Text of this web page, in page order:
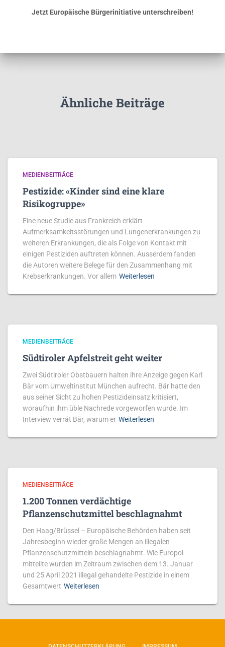
Jetzt Europäische Bürgerinitiative unterschreiben!
Ähnliche Beiträge
MEDIENBEITRÄGE
Pestizide: «Kinder sind eine klare
Risikogruppe»
Eine neue Studie aus Frankreich erklärt
Aufmerksamkeitsstörungen und Lungenerkrankungen zu
weiteren Erkrankungen, die als Folge von Kontakt mit
einigen Pestiziden auftreten können. Ausserdem fanden
die Autoren weitere Belege für den Zusammenhang mit
Krebserkrankungen. Vor allem Weiterlesen
MEDIENBEITRÄGE
Südtiroler Apfelstreit geht weiter
Zwei Südtiroler Obstbauern halten ihre Anzeige gegen Karl
Bär vom Umweltinstitut München aufrecht. Bär hatte den
aus seiner Sicht zu hohen Pestizideinsatz kritisiert,
woraufhin ihm üble Nachrede vorgeworfen wurde. Im
Interview verrät Bär, warum er Weiterlesen
MEDIENBEITRÄGE
1.200 Tonnen verdächtige
Pflanzenschutzmittel beschlagnahmt
Den Haag/Brüssel – Europäische Behörden haben seit
Jahresbeginn wieder große Mengen an illegalen
Pflanzenschutzmitteln beschlagnahmt. Wie Europol
mitteilte wurden im Zeitraum zwischen dem 13. Januar
und 25 April 2021 illegal gehandelte Pestizide in einem
Gesamtwert Weiterlesen